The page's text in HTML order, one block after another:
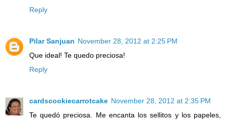
Reply
Pilar Sanjuan November 28, 2012 at 2:25 PM
Que ideal! Te quedo preciosa!
Reply
cardscookiecarrotcake November 28, 2012 at 2:35 PM
Te quedó preciosa. Me encanta los sellitos y los papeles,